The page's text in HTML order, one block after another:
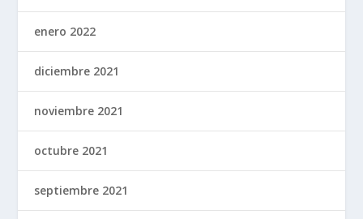
enero 2022
diciembre 2021
noviembre 2021
octubre 2021
septiembre 2021